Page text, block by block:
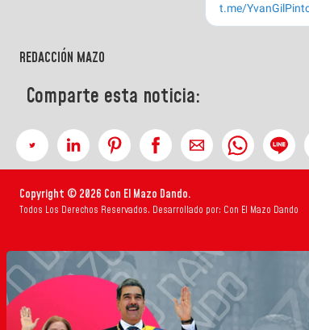
REDACCIÓN MAZO
Comparte esta noticia:
Copyright © 2026 Con El Mazo Dando.
Todos Los Derechos Reservados. Desarrollado por: Con El Mazo Dando